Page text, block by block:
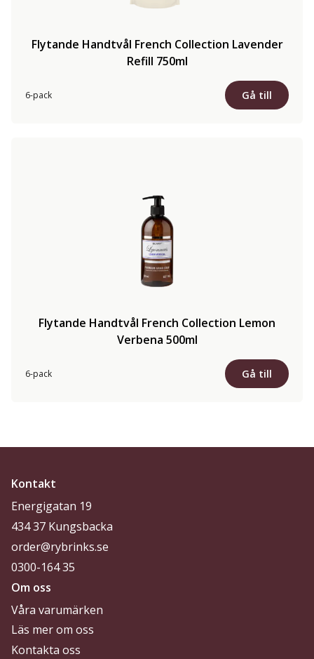
Flytande Handtvål French Collection Lavender
Refill 750ml
6-pack Gå till
Flytande Handtvål French Collection Lemon
Verbena 500ml
6-pack Gå till
Kontakt
Energigatan 19
434 37 Kungsbacka
order@rybrinks.se
0300-164 35
Om oss
Våra varumärken
Läs mer om oss
Kontakta oss